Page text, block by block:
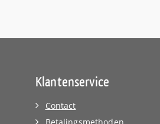
Klantenservice
Contact
Betalingsmethoden